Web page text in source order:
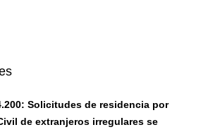
Solicitudes de residencia por
de extranjeros irregulares se